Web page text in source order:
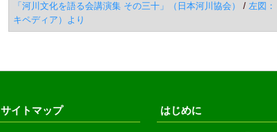
「河川文化を語る会講演集 その三十」（日本河川協会）
/ 左図
キペディア）より
サイトマップ はじめに